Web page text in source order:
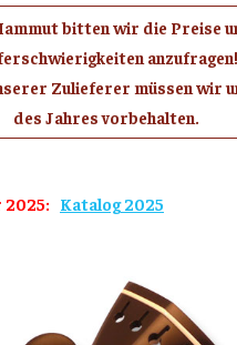
bitten wir die Preise
anzufragen!
Zulieferer müssen wir
des Jahres vorbehalten.
2025: Katalog 2025